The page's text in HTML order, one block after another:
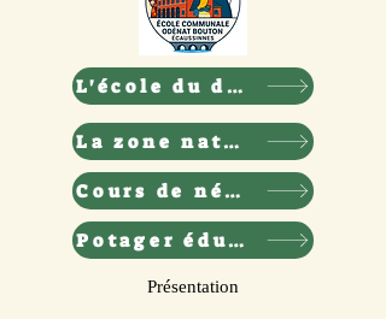
L'école du dehors
La zone nature
Cours de néerlandais
Potager éducatif
Présentation